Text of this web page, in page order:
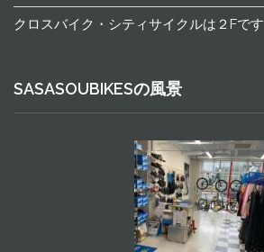
クロスバイク・シティサイクルは２Fです
SASASOUBIKESの風景